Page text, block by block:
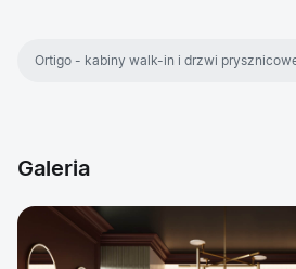
Ortigo - kabiny walk-in i drzwi
Galeria